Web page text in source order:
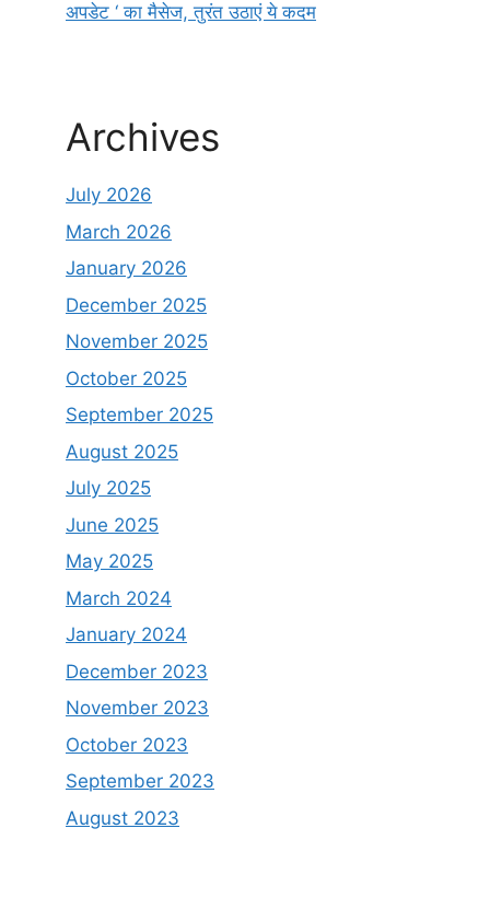
अपडेट ‘ का मैसेज, तुरंत उठाएं ये कदम
Archives
July 2026
March 2026
January 2026
December 2025
November 2025
October 2025
September 2025
August 2025
July 2025
June 2025
May 2025
March 2024
January 2024
December 2023
November 2023
October 2023
September 2023
August 2023